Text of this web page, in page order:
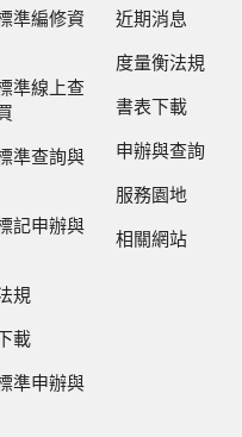
準編修資
準線上查
準查詢與
記申辦與
規
載
準申辦與
近期消息
度量衡法規
書表下載
申辦與查詢
服務園地
相關網站